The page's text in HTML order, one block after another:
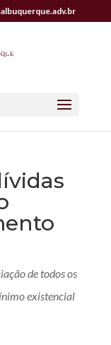
de todos os
existencial